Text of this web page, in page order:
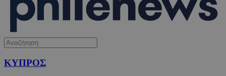
ΚΥΠΡΟΣ